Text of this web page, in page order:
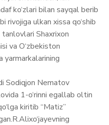
ko‘zlari bilan sayqal berib
rivojiga ulkan xissa qo‘shib
tanlovlari Shaxrixon
va O‘zbekiston
yarmarkalarining
Sodiqjon Nematov
1-o‘rinni egallab oltin
kiritib “Matiz”